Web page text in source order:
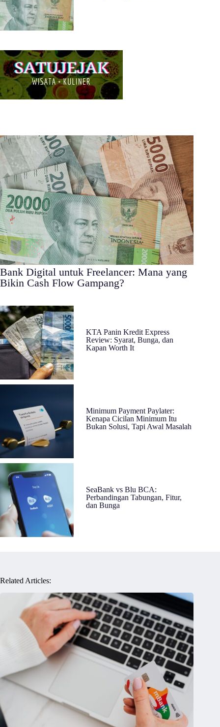
Bank Digital untuk Freelancer: Mana yang
Bikin Cash Flow Gampang?
KTA Panin Kredit Express
Review: Syarat, Bunga, dan
Kapan Worth It
Minimum Payment Paylater:
Kenapa Cicilan Minimum Itu
Bukan Solusi, Tapi Awal Masalah
SeaBank vs Blu BCA:
Perbandingan Tabungan, Fitur,
dan Bunga
Related Articles: